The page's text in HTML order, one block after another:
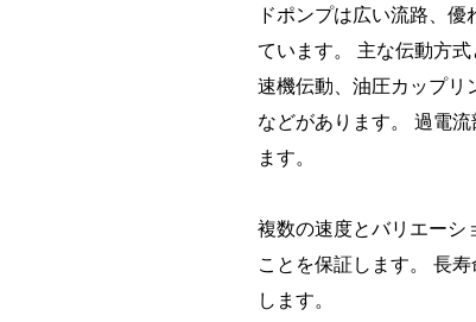
ドポンプは広い流路、
ています。 主な伝動方
速機伝動、油圧カップリ
などがあります。 過電
ます。
複数の速度とバリエーシ
ことを保証します。 長
します。